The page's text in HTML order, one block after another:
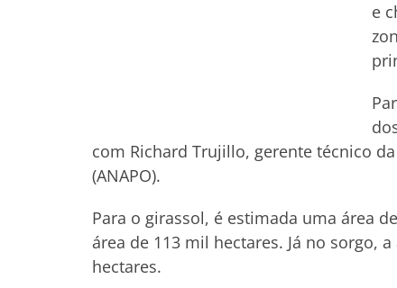
e
com Richard Trujillo, gerente técnico
(ANAPO).
Para o girassol, é estimada uma área
área de 113 mil hectares. Já no sorgo,
hectares.